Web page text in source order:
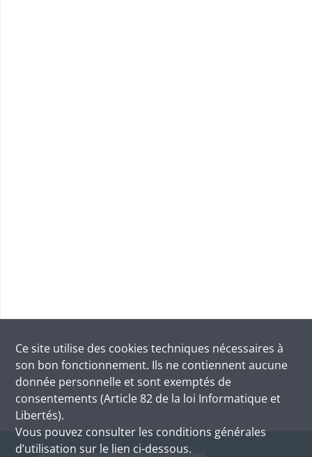
Ce site utilise des cookies techniques nécessaires à
son bon fonctionnement. Ils ne contiennent aucune
donnée personnelle et sont exemptés de
consentements (Article 82 de la loi Informatique et
Libertés).
Vous pouvez consulter les conditions générales
d’utilisation sur le lien ci-dessous.